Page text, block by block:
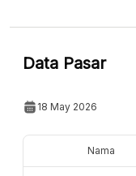
Data Pasar
18 May 2026
Nama